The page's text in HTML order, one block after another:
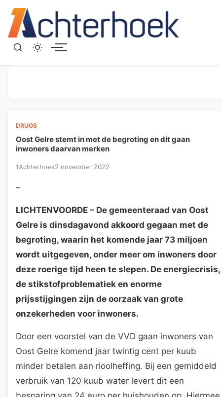
DRUGS
Oost Gelre stemt in met de begroting en dit gaan
inwoners daarvan merken
1Achterhoek2 november 2022
–
LICHTENVOORDE – De gemeenteraad van Oost
Gelre is dinsdagavond akkoord gegaan met de
begroting, waarin het komende jaar 73 miljoen
wordt uitgegeven, onder meer om inwoners door
deze roerige tijd heen te slepen. De energiecrisis,
de stikstofproblematiek en enorme
prijsstijgingen zijn de oorzaak van grote
onzekerheden voor inwoners.
Door een voorstel van de VVD gaan inwoners van
Oost Gelre komend jaar twintig cent per kuub
minder betalen aan rioolheffing. Bij een gemiddeld
verbruik van 120 kuub water levert dit een